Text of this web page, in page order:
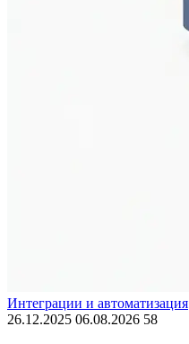
Интеграции и автоматизация
26.12.2025 06.08.2026 58